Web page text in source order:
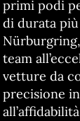
primi podi
di durata
team
vetture da
precisione